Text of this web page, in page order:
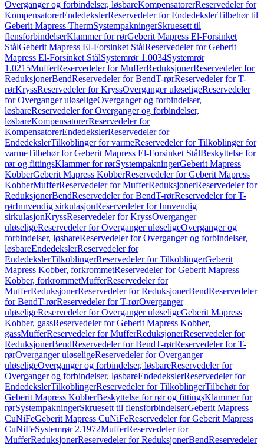
Overganger og forbindelser, løsbareKompensatorerReservedeler for
KompensatorerEndedekslerReservedeler for EndedekslerTilbehør til
Geberit Mapress ThermSystempakningerSkruesett til
flensforbindelserKlammer for rørGeberit Mapress El-Forsinket
StålGeberit Mapress El-Forsinket StålReservedeler for Geberit
Mapress El-Forsinket StålSystemrør 1.0034Systemrør
1.0215MufferReservedeler for MufferReduksjonerReservedeler for
ReduksjonerBendReservedeler for BendT-rørReservedeler for T-
rørKryssReservedeler for KryssOverganger uløseligeReservedeler
for Overganger uløseligeOverganger og forbindelser,
løsbareReservedeler for Overganger og forbindelser,
løsbareKompensatorerReservedeler for
KompensatorerEndedekslerReservedeler for
EndedekslerTilkoblinger for varmeReservedeler for Tilkoblinger for
varmeTilbehør for Geberit Mapress El-Forsinket StålBeskyttelse for
rør og fittingsKlammer for rørSystempakningerGeberit Mapress
KobberGeberit Mapress KobberReservedeler for Geberit Mapress
KobberMufferReservedeler for MufferReduksjonerReservedeler for
ReduksjonerBendReservedeler for BendT-rørReservedeler for T-
rørInnvendig sirkulasjonReservedeler for Innvendig
sirkulasjonKryssReservedeler for KryssOverganger
uløseligeReservedeler for Overganger uløseligeOverganger og
forbindelser, løsbareReservedeler for Overganger og forbindelser,
løsbareEndedekslerReservedeler for
EndedekslerTilkoblingerReservedeler for TilkoblingerGeberit
Mapress Kobber, forkrommetReservedeler for Geberit Mapress
Kobber, forkrommetMufferReservedeler for
MufferReduksjonerReservedeler for ReduksjonerBendReservedeler
for BendT-rørReservedeler for T-rørOverganger
uløseligeReservedeler for Overganger uløseligeGeberit Mapress
Kobber, gassReservedeler for Geberit Mapress Kobber,
gassMufferReservedeler for MufferReduksjonerReservedeler for
ReduksjonerBendReservedeler for BendT-rørReservedeler for T-
rørOverganger uløseligeReservedeler for Overganger
uløseligeOverganger og forbindelser, løsbareReservedeler for
Overganger og forbindelser, løsbareEndedekslerReservedeler for
EndedekslerTilkoblingerReservedeler for TilkoblingerTilbehør for
Geberit Mapress KobberBeskyttelse for rør og fittingsKlammer for
rørSystempakningerSkruesett til flensforbindelserGeberit Mapress
CuNiFeGeberit Mapress CuNiFeReservedeler for Geberit Mapress
CuNiFeSystemrør 2.1972MufferReservedeler for
MufferReduksjonerReservedeler for ReduksjonerBendReservedeler